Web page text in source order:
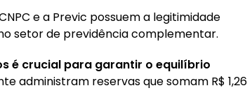
e a Previc possuem a legitimidade
setor de previdência complementar.
é crucial para garantir o equilíbrio
administram reservas que somam R$ 1,26